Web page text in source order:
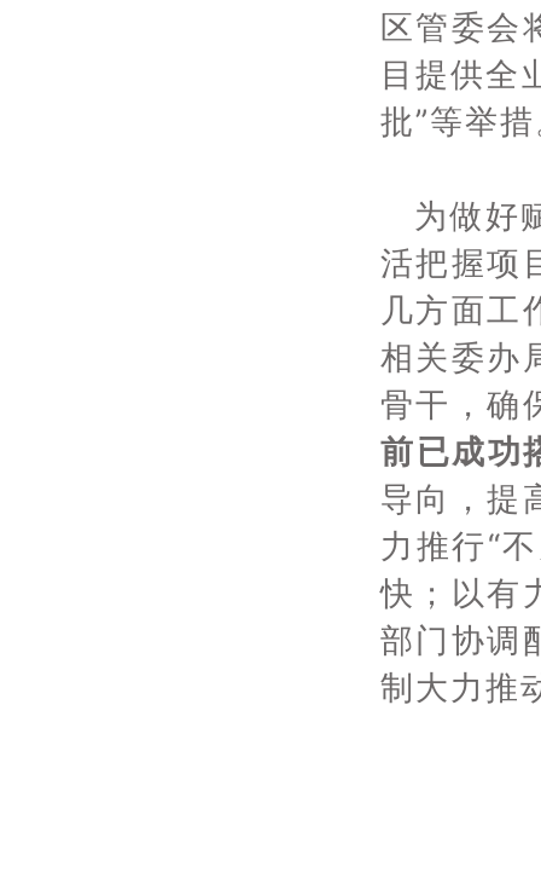
区管委会
目提供全
批”等举
为做好
活把握项
几方面工
相关委办
骨干，确
前已成功
导向，提
力推行“
快；以有
部门协调
制大力推